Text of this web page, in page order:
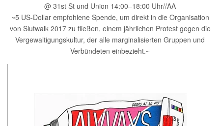
@ 31st St und Union 14:00–18:00 Uhr//AA
~5 US-Dollar empfohlene Spende, um direkt in die Organisation
von Slutwalk 2017 zu fließen, einem jährlichen Protest gegen die
Vergewaltigungskultur, der alle marginalisierten Gruppen und
Verbündeten einbezieht.~